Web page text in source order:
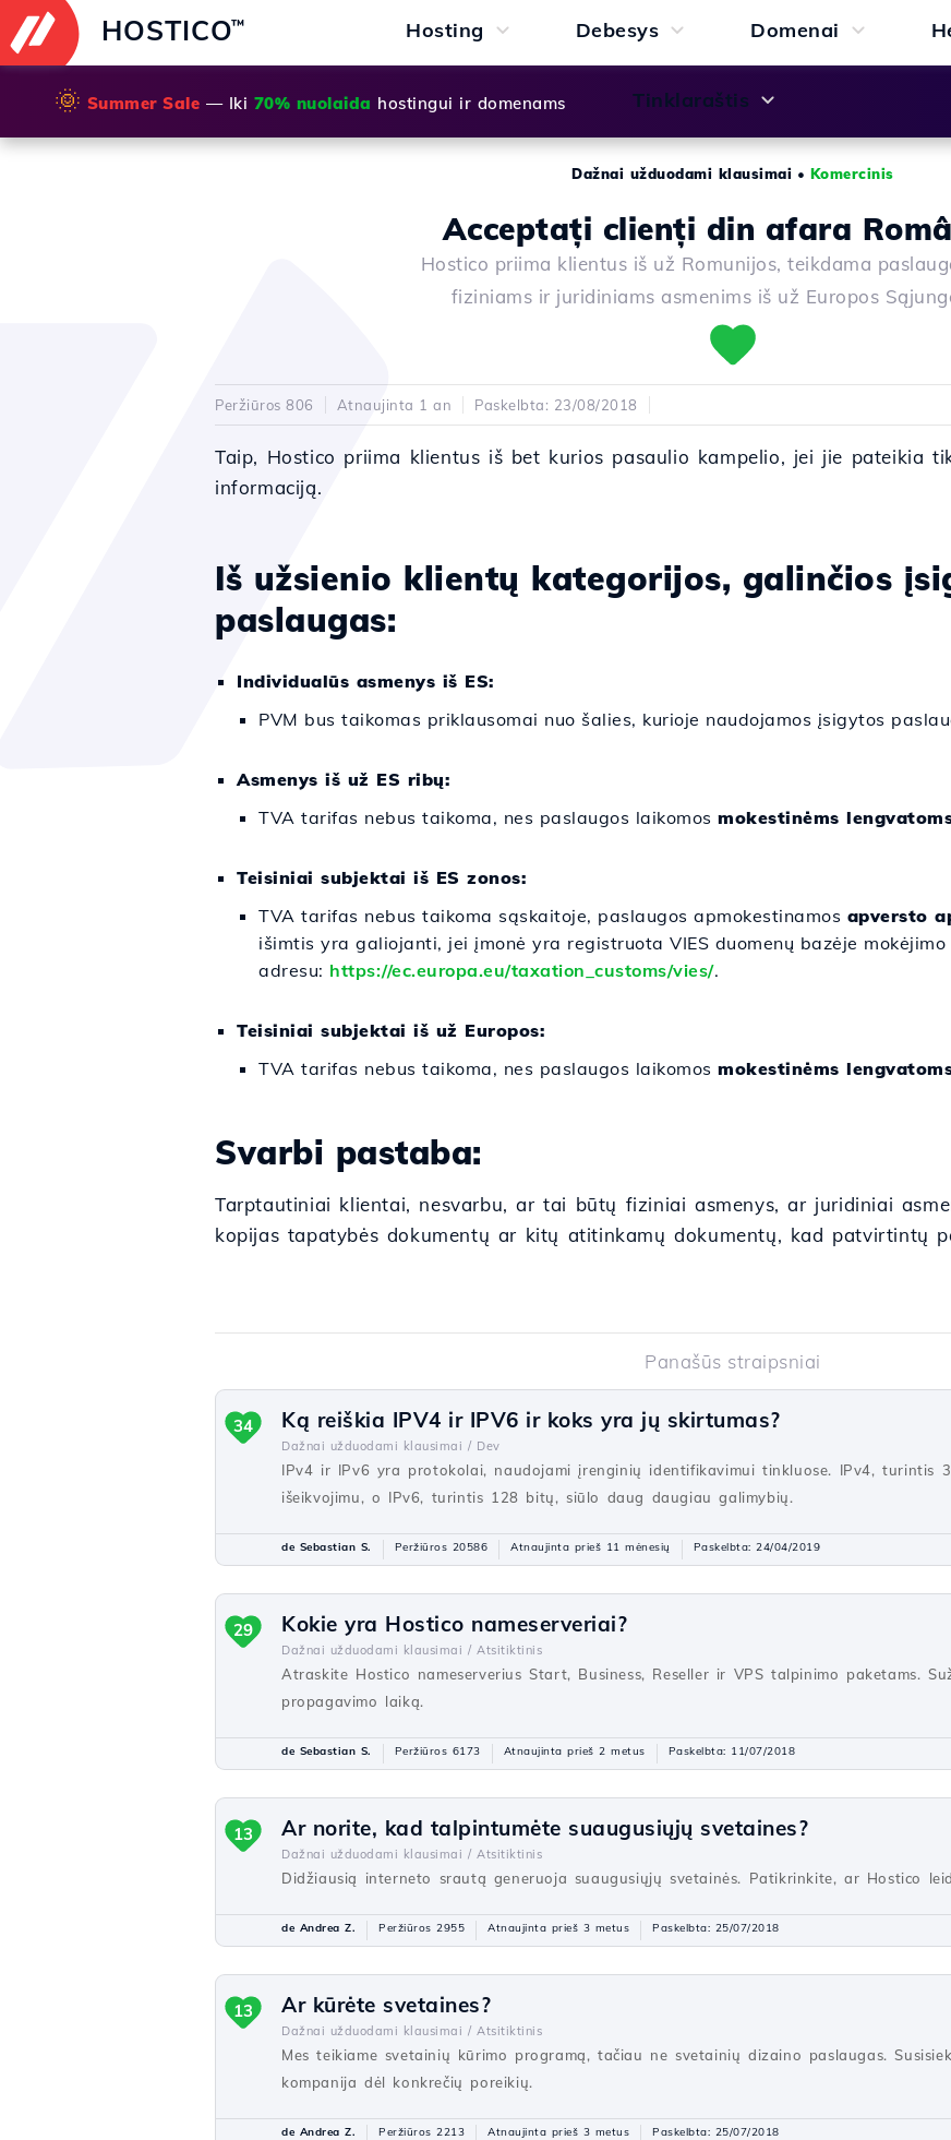
HOSTICO™ Hosting Debesys Domenai
Tinklaraštis
🌞 Summer Sale — Iki 70% nuolaida hostingui ir domenams
Dažnai užduodami klausimai • Komercinis
Acceptați clienți din afara
Hostico priima klientus iš už Romunijos, teikdama
fiziniams ir juridiniams asmenims iš už Europos
Peržiūros 806 Atnaujinta 1 an Paskelbta: 23/08/2018
Taip, Hostico priima klientus iš bet kurios pasaulio kampelio, jei jie pateikia
informaciją.
Iš užsienio klientų kategorijos, galinčios
paslaugas:
Individualūs asmenys iš ES:
PVM bus taikomas priklausomai nuo šalies, kurioje naudojamos įsigytos
Asmenys iš už ES ribų:
TVA tarifas nebus taikoma, nes paslaugos laikomos mokestinėms
Teisiniai subjektai iš ES zonos:
TVA tarifas nebus taikoma sąskaitoje, paslaugos apmokestinamos apversto
išimtis yra galiojanti, jei įmonė yra registruota VIES duomenų bazėje
adresu: https://ec.europa.eu/taxation_customs/vies/.
Teisiniai subjektai iš už Europos:
TVA tarifas nebus taikoma, nes paslaugos laikomos mokestinėms
Svarbi pastaba:
Tarptautiniai klientai, nesvarbu, ar tai būtų fiziniai asmenys, ar juridiniai
kopijas tapatybės dokumentų ar kitų atitinkamų dokumentų, kad patvirtintų
Panašūs straipsniai
Ką reiškia IPV4 ir IPV6 ir koks yra jų skirtumas?
Dažnai užduodami klausimai / Dev
IPv4 ir IPv6 yra protokolai, naudojami įrenginių identifikavimui tinkluose. IPv4, turintis
išeikvojimu, o IPv6, turintis 128 bitų, siūlo daug daugiau galimybių.
34
de Sebastian S. Peržiūros 20586 Atnaujinta prieš 11 mėnesių Paskelbta: 24/04/2019
Kokie yra Hostico nameserveriai?
Dažnai užduodami klausimai / Atsitiktinis
Atraskite Hostico nameserverius Start, Business, Reseller ir VPS talpinimo paketams.
propagavimo laiką.
29
de Sebastian S. Peržiūros 6173 Atnaujinta prieš 2 metus Paskelbta: 11/07/2018
Ar norite, kad talpintumėte suaugusiųjų svetaines?
Dažnai užduodami klausimai / Atsitiktinis
Didžiausią interneto srautą generuoja suaugusiųjų svetainės. Patikrinkite, ar Hostico
13
de Andrea Z. Peržiūros 2955 Atnaujinta prieš 3 metus Paskelbta: 25/07/2018
Ar kūrėte svetaines?
Dažnai užduodami klausimai / Atsitiktinis
Mes teikiame svetainių kūrimo programą, tačiau ne svetainių dizaino paslaugas.
kompanija dėl konkrečių poreikių.
13
de Andrea Z. Peržiūros 2213 Atnaujinta prieš 3 metus Paskelbta: 25/07/2018